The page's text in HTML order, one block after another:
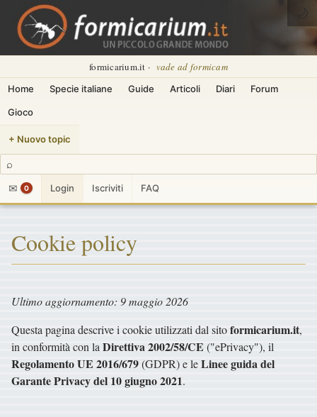
formicarium.it · vade ad formicam
Home Specie italiane Guide Articoli Diari Forum
Gioco
+ Nuovo topic
⌕
✉
0 Login Iscriviti FAQ
🌙
Cookie policy
Ultimo aggiornamento: 9 maggio 2026
Questa pagina descrive i cookie utilizzati dal sitoformicarium.it,
in conformità con la Direttiva 2002/58/CE("ePrivacy"), il
Regolamento UE 2016/679(GDPR) e leLinee guida del
Garante Privacy del 10 giugno 2021.